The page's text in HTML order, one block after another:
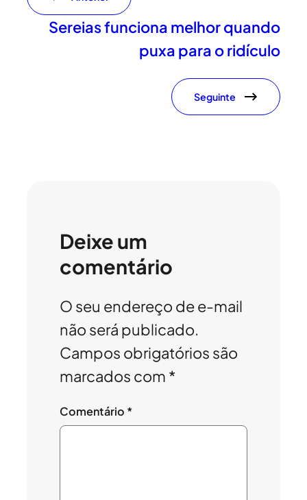
Sereias funciona melhor quando
puxa para o ridículo
Seguinte
Deixe um
comentário
O seu endereço de e-mail
não será publicado.
Campos obrigatórios são
marcados com *
Comentário *